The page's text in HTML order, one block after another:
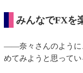
みんなでFXを
――奈々さんのように
めてみようと思って